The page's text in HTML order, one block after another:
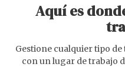
Aquí es
Gestione cualquier tipo
con un lugar de trabajo